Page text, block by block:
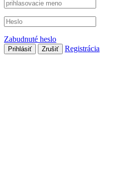
Zabudnuté heslo
Prihlásiť Zrušiť Registrácia